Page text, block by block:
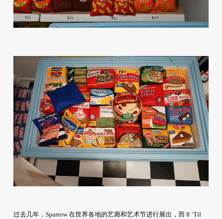
过去几年，Sparrow 在世界各地的艺廊和艺术节进行展出，而 8 ‘Til